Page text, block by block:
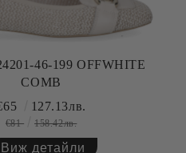
46-199 OFFWHITE
COMB
127.13лв.
€81 158.42лв.
Виж детайли